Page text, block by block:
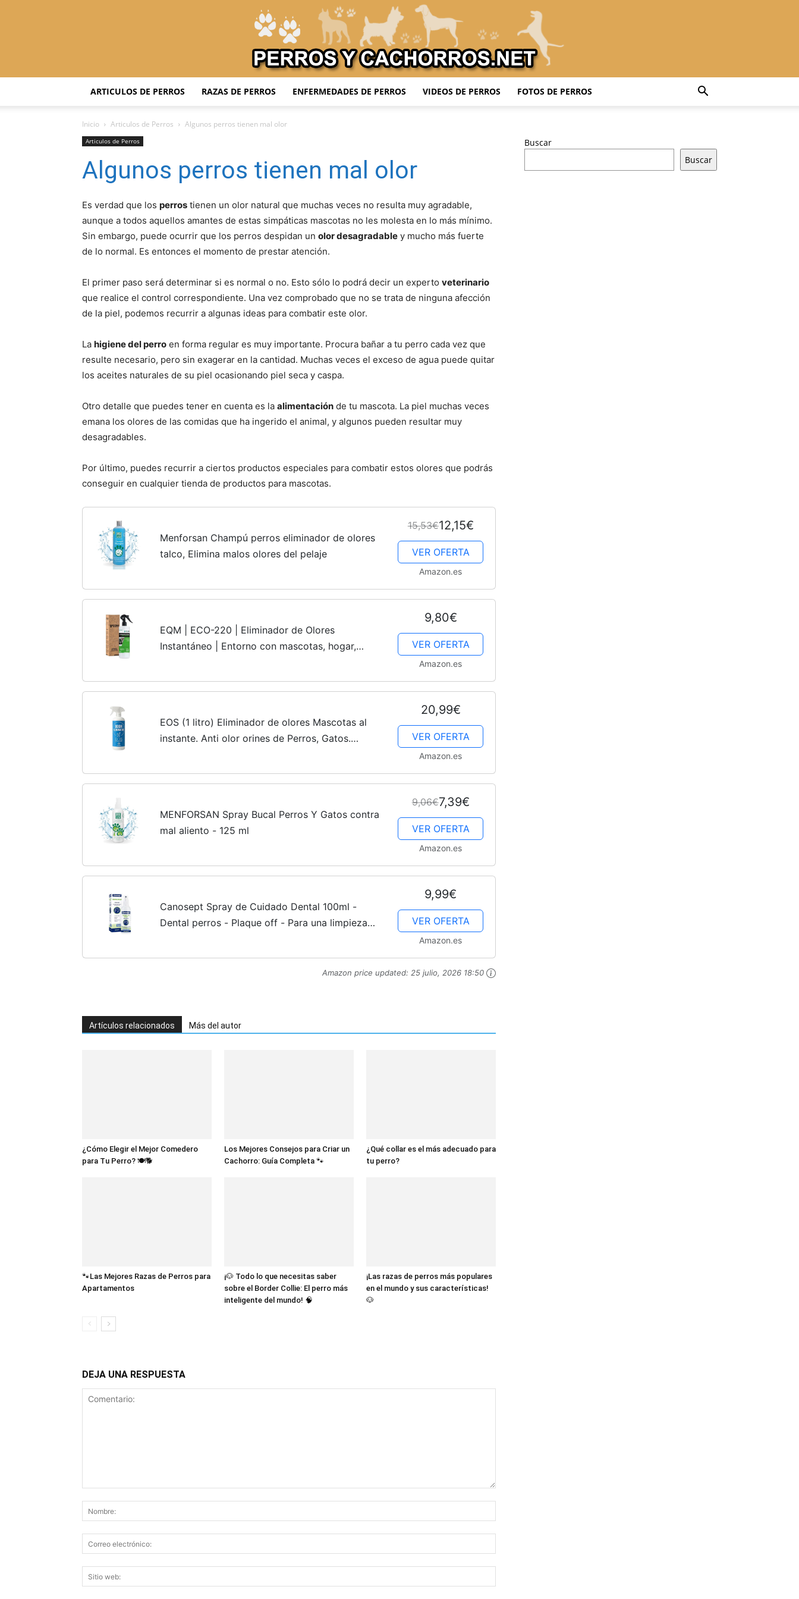
Razas
de
Fotos
Cachorros
ARTICULOS DE PERROS RAZAS DE PERROS ENFERMEDADES DE PERROS VIDEOS DE PERROS FOTOS DE PERROS
Inicio Articulos de Perros Algunos perros tienen mal olor
Articulos de Perros
Algunos perros tienen mal olor
Es verdad que los perros tienen un olor natural que muchas veces no resulta muy agradable,
aunque a todos aquellos amantes de estas simpáticas mascotas no les molesta en lo más mínimo.
Sin embargo, puede ocurrir que los perros despidan un olor desagradable y mucho más fuerte
de lo normal. Es entonces el momento de prestar atención.
El primer paso será determinar si es normal o no. Esto sólo lo podrá decir un experto veterinario
que realice el control correspondiente. Una vez comprobado que no se trata de ninguna afección
de la piel, podemos recurrir a algunas ideas para combatir este olor.
La higiene del perro en forma regular es muy importante. Procura bañar a tu perro cada vez que
resulte necesario, pero sin exagerar en la cantidad. Muchas veces el exceso de agua puede quitar
los aceites naturales de su piel ocasionando piel seca y caspa.
Otro detalle que puedes tener en cuenta es la alimentación de tu mascota. La piel muchas veces
emana los olores de las comidas que ha ingerido el animal, y algunos pueden resultar muy
desagradables.
Por último, puedes recurrir a ciertos productos especiales para combatir estos olores que podrás
conseguir en cualquier tienda de productos para mascotas.
Menforsan Champú perros eliminador de olores
talco, Elimina malos olores del pelaje
15,53€12,15€
VER OFERTA
Amazon.es
EQM | ECO-220 | Eliminador de Olores
Instantáneo | Entorno con mascotas, hogar,
9,80€
VER OFERTA
Amazon.es
EOS (1 litro) Eliminador de olores Mascotas al
instante. Anti olor orines de Perros, Gatos.
20,99€
VER OFERTA
Amazon.es
MENFORSAN Spray Bucal Perros Y Gatos contra
mal aliento - 125 ml
9,06€7,39€
VER OFERTA
Amazon.es
Canosept Spray de Cuidado Dental 100ml -
Dental perros - Plaque off - Para una limpieza
9,99€
VER OFERTA
Amazon.es
Amazon price updated: 25 julio, 2026 18:50
Artículos relacionados Más del autor
¿Cómo Elegir el Mejor Comedero
para Tu Perro? 🍽️🐕
Los Mejores Consejos para Criar un
Cachorro: Guía Completa 🐾
¿Qué collar es el más adecuado para
tu perro?
🐾Las Mejores Razas de Perros para
Apartamentos
¡🐶 Todo lo que necesitas saber
sobre el Border Collie: El perro más
inteligente del mundo! 🧠
¡Las razas de perros más populares
en el mundo y sus características!
🐶
DEJA UNA RESPUESTA
Buscar
Buscar